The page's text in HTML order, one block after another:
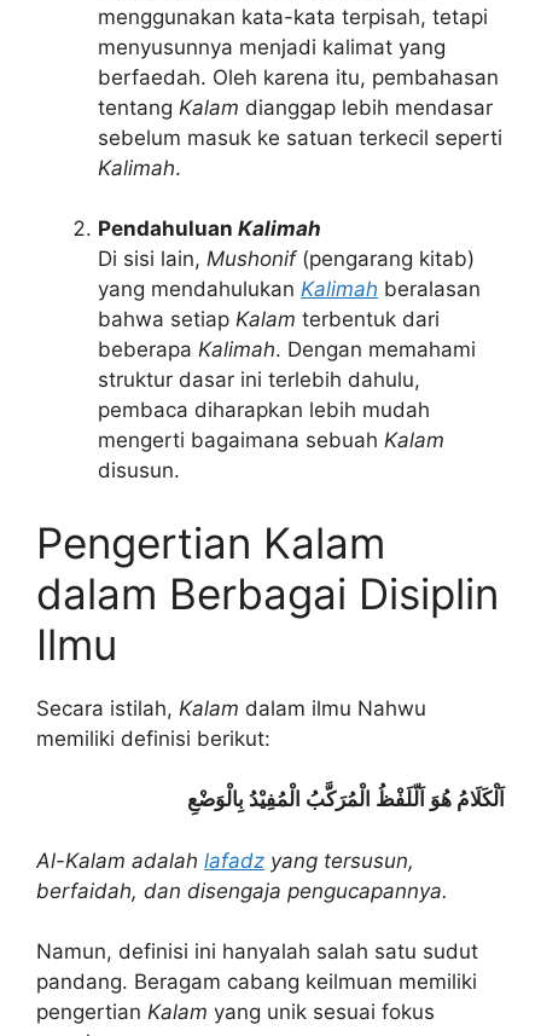
menggunakan kata-kata terpisah, tetapi
menyusunnya menjadi kalimat yang
berfaedah. Oleh karena itu, pembahasan
tentang Kalam dianggap lebih mendasar
sebelum masuk ke satuan terkecil seperti
Kalimah.
Pendahuluan Kalimah
Di sisi lain, Mushonif(pengarang kitab)
yang mendahulukan Kalimah beralasan
bahwa setiap Kalam terbentuk dari
beberapa Kalimah. Dengan memahami
struktur dasar ini terlebih dahulu,
pembaca diharapkan lebih mudah
mengerti bagaimana sebuah Kalam
disusun.
Pengertian Kalam
dalam Berbagai Disiplin
Ilmu
Secara istilah, Kalam dalam ilmu Nahwu
memiliki definisi berikut:
اَلْكَلَامُ هُوَ اَلّلَفْظُ الْمُرَكَّبُ الْمُفِيْدُ بِالْوَضْعِ
Al-Kalam adalah lafadz yang tersusun,
berfaidah, dan disengaja pengucapannya.
Namun, definisi ini hanyalah salah satu sudut
pandang. Beragam cabang keilmuan memiliki
pengertian Kalam yang unik sesuai fokus